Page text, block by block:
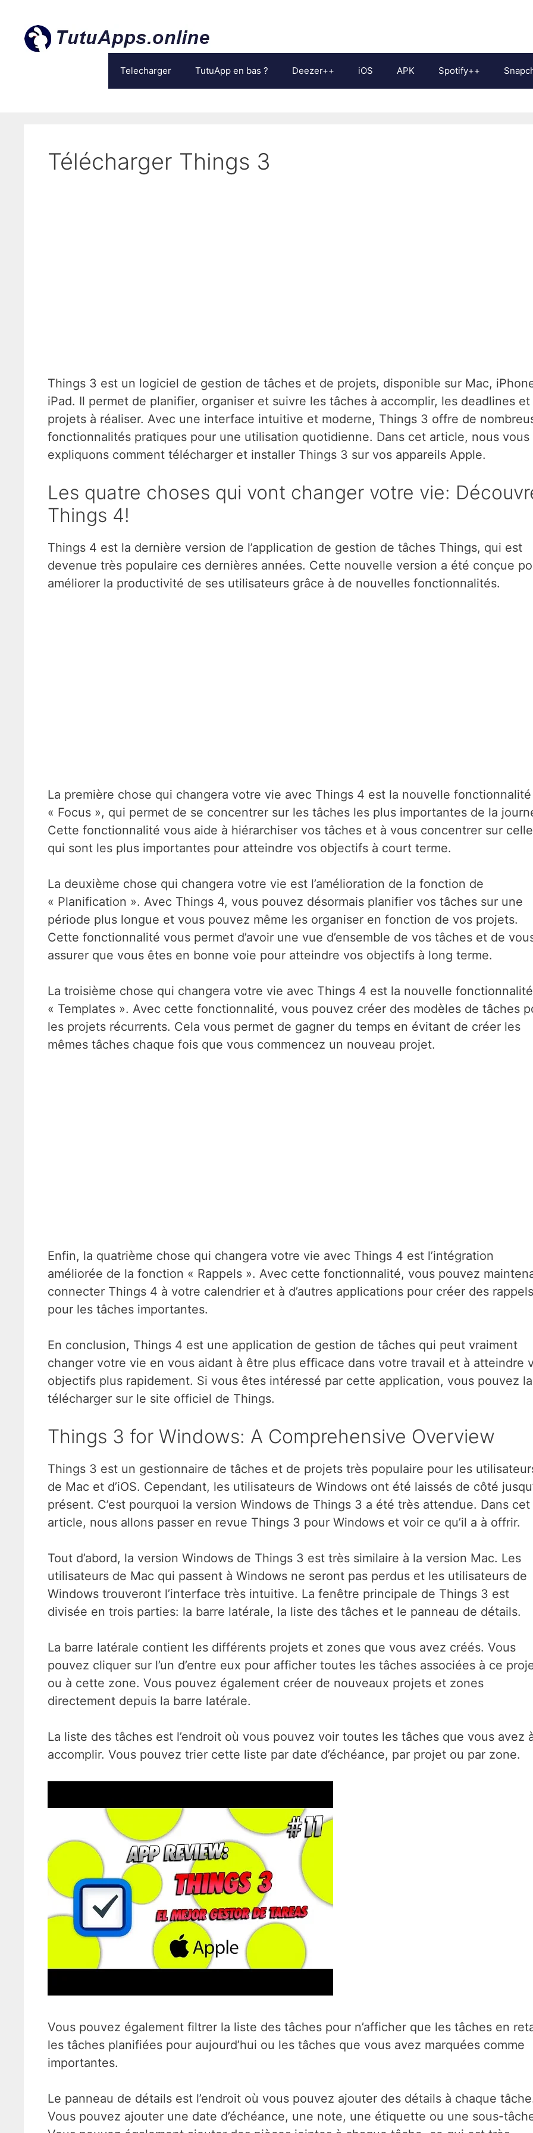
contenu
Telecharger TutuApp en bas ? Deezer++ iOS APK Spotify++
Télécharger Things 3
Things 3 est un logiciel de gestion de tâches et de projets, disponible sur Mac,
iPad. Il permet de planifier, organiser et suivre les tâches à accomplir, les deadlines et
projets à réaliser. Avec une interface intuitive et moderne, Things 3 offre de
fonctionnalités pratiques pour une utilisation quotidienne. Dans cet article, nous vous
expliquons comment télécharger et installer Things 3 sur vos appareils Apple.
Les quatre choses qui vont changer votre vie:
Things 4!
Things 4 est la dernière version de l’application de gestion de tâches Things, qui est
devenue très populaire ces dernières années. Cette nouvelle version a été conçue
améliorer la productivité de ses utilisateurs grâce à de nouvelles fonctionnalités.
La première chose qui changera votre vie avec Things 4 est la nouvelle fonctionnalité
« Focus », qui permet de se concentrer sur les tâches les plus importantes de la
Cette fonctionnalité vous aide à hiérarchiser vos tâches et à vous concentrer sur
qui sont les plus importantes pour atteindre vos objectifs à court terme.
La deuxième chose qui changera votre vie est l’amélioration de la fonction de
« Planification ». Avec Things 4, vous pouvez désormais planifier vos tâches sur une
période plus longue et vous pouvez même les organiser en fonction de vos projets.
Cette fonctionnalité vous permet d’avoir une vue d’ensemble de vos tâches et de
assurer que vous êtes en bonne voie pour atteindre vos objectifs à long terme.
La troisième chose qui changera votre vie avec Things 4 est la nouvelle fonctionnalité
« Templates ». Avec cette fonctionnalité, vous pouvez créer des modèles de tâches
les projets récurrents. Cela vous permet de gagner du temps en évitant de créer les
mêmes tâches chaque fois que vous commencez un nouveau projet.
Enfin, la quatrième chose qui changera votre vie avec Things 4 est l’intégration
améliorée de la fonction « Rappels ». Avec cette fonctionnalité, vous pouvez
connecter Things 4 à votre calendrier et à d’autres applications pour créer des rappels
pour les tâches importantes.
En conclusion, Things 4 est une application de gestion de tâches qui peut vraiment
changer votre vie en vous aidant à être plus efficace dans votre travail et à atteindre
objectifs plus rapidement. Si vous êtes intéressé par cette application, vous pouvez la
télécharger sur le site officiel de Things.
Things 3 for Windows: A Comprehensive Overview
Things 3 est un gestionnaire de tâches et de projets très populaire pour les
de Mac et d’iOS. Cependant, les utilisateurs de Windows ont été laissés de côté
présent. C’est pourquoi la version Windows de Things 3 a été très attendue. Dans cet
article, nous allons passer en revue Things 3 pour Windows et voir ce qu’il a à offrir.
Tout d’abord, la version Windows de Things 3 est très similaire à la version Mac. Les
utilisateurs de Mac qui passent à Windows ne seront pas perdus et les utilisateurs de
Windows trouveront l’interface très intuitive. La fenêtre principale de Things 3 est
divisée en trois parties: la barre latérale, la liste des tâches et le panneau de détails.
La barre latérale contient les différents projets et zones que vous avez créés. Vous
pouvez cliquer sur l’un d’entre eux pour afficher toutes les tâches associées à ce
ou à cette zone. Vous pouvez également créer de nouveaux projets et zones
directement depuis la barre latérale.
La liste des tâches est l’endroit où vous pouvez voir toutes les tâches que vous avez
accomplir. Vous pouvez trier cette liste par date d’échéance, par projet ou par zone.
Vous pouvez également filtrer la liste des tâches pour n’afficher que les tâches en
les tâches planifiées pour aujourd’hui ou les tâches que vous avez marquées comme
importantes.
Le panneau de détails est l’endroit où vous pouvez ajouter des détails à chaque
Vous pouvez ajouter une date d’échéance, une note, une étiquette ou une sous-